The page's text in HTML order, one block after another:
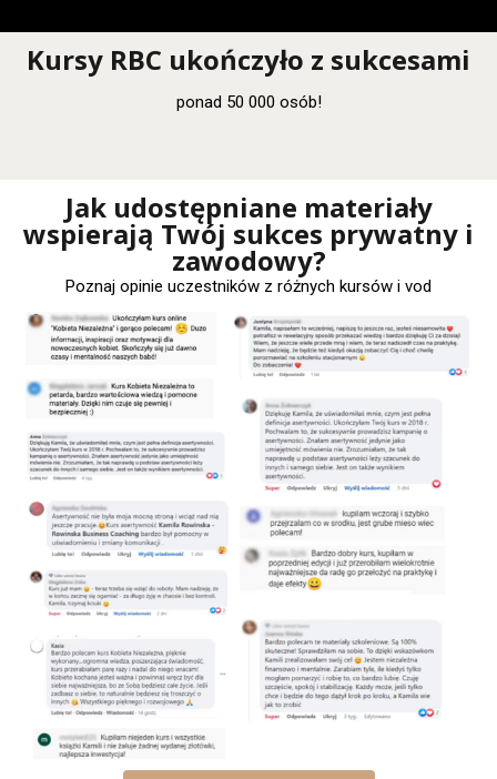
Kursy RBC ukończyło z sukcesami
ponad 50 000 osób!
Jak udostępniane materiały
wspierają Twój sukces prywatny i
zawodowy?
Poznaj opinie uczestników z różnych kursów i vod